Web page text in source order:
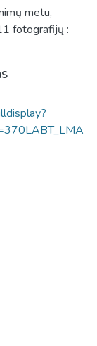
metu,
fotografijų :